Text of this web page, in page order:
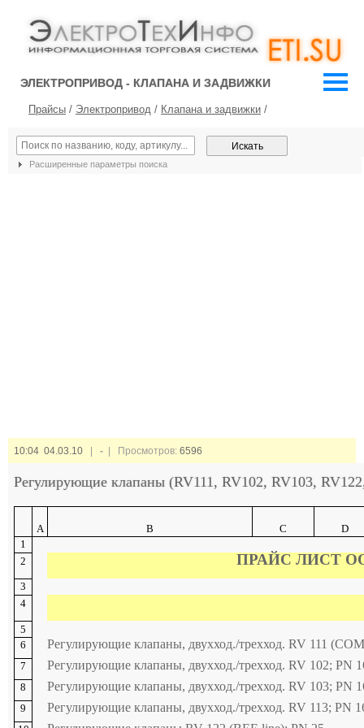
ЭЛЕКТРОПРИВОД - КЛАПАНА И ЗАДВИЖКИ
Прайсы / Электропривод / Клапана и задвижки /
Расширенные параметры поиска
10:04 04.03.10 - | Просмотров: 6596
Регулирующие клапаны (RV111, RV102, RV103,
A B C
D
1
2
ПРАЙС ЛИСТ
3
4
5
6
Регулирующие клапаны, двухход./трехход. RV 111
7 Регулирующие клапаны, двухход./трехход. RV 102; PN
8 Регулирующие клапаны, двухход./трехход. RV 103; PN
9 Регулирующие клапаны, двухход./трехход. RV 113; PN